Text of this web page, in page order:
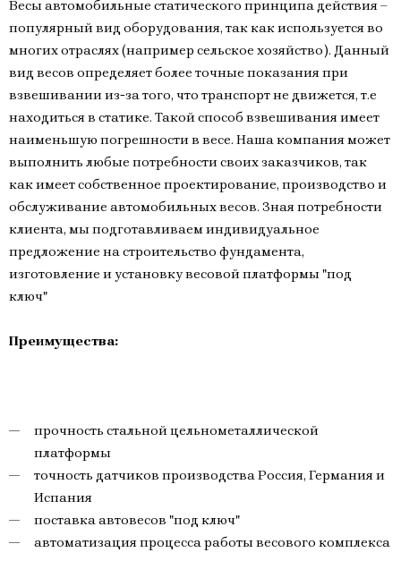
Весы автомобильные статического принципа действия –
популярный вид оборудования, так как используется во
многих отраслях (например сельское хозяйство). Данный
вид весов определяет более точные показания при
взвешивании из-за того, что транспорт не движется, т.е
находиться в статике. Такой способ взвешивания имеет
наименьшую погрешности в весе. Наша компания может
выполнить любые потребности своих заказчиков, так
как имеет собственное проектирование, производство и
обслуживание автомобильных весов. Зная потребности
клиента, мы подготавливаем индивидуальное
предложение на строительство фундамента,
изготовление и установку весовой платформы "под
ключ"
Преимущества:
прочность стальной цельнометаллической
платформы
точность датчиков производства Россия, Германия и
Испания
поставка автовесов "под ключ"
автоматизация процесса работы весового комплекса